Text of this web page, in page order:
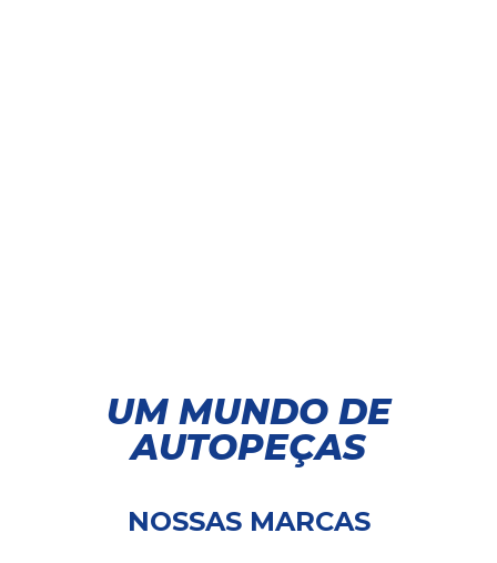
UM MUNDO DE
AUTOPEÇAS
NOSSAS MARCAS